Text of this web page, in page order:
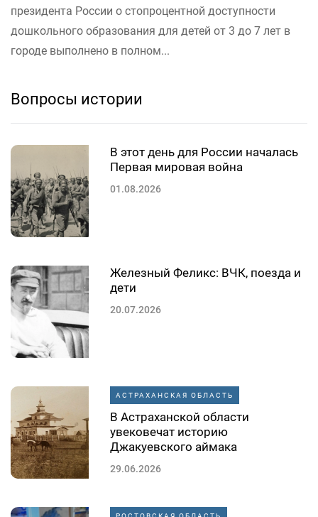
президента России о стопроцентной доступности
дошкольного образования для детей от 3 до 7 лет в
городе выполнено в полном...
Вопросы истории
В этот день для России началась
Первая мировая война
01.08.2026
Железный Феликс: ВЧК, поезда и
дети
20.07.2026
АСТРАХАНСКАЯ ОБЛАСТЬ
В Астраханской области
увековечат историю
Джакуевского аймака
29.06.2026